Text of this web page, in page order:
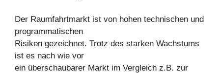
Der Raumfahrtmarkt ist von hohen technischen und
programmatischen
Risiken gezeichnet. Trotz des starken Wachstums
ist es nach wie vor
ein überschaubarer Markt im Vergleich z.B. zur